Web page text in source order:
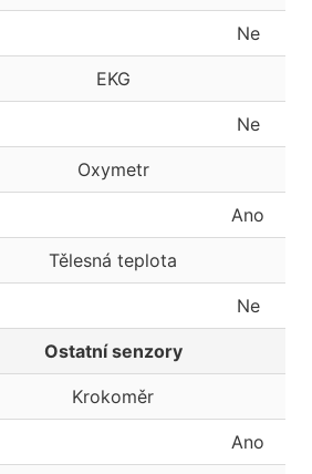
Ne
EKG
Ne
Oxymetr
Ano
Tělesná teplota
Ne
Ostatní senzory
Krokoměr
Ano